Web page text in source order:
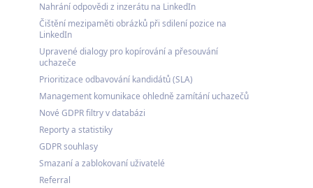
Nahrání odpovědi z inzerátu na LinkedIn
Čištění mezipaměti obrázků při sdilení pozice na
LinkedIn
Upravené dialogy pro kopírování a přesouvání
uchazeče
Prioritizace odbavování kandidátů (SLA)
Management komunikace ohledně zamítání uchazečů
Nové GDPR filtry v databázi
Reporty a statistiky
GDPR souhlasy
Smazaní a zablokovaní uživatelé
Referral